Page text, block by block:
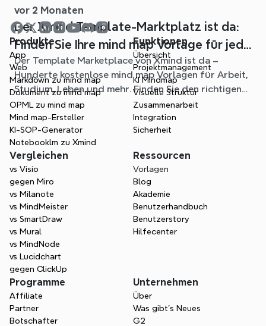
vor 2 Monaten
Der Xmind Template-Marktplatz ist da:
Finden Sie Ihre mind map Vorlage für jede
Situation
Der Template Marketplace von Xmind ist da –
Hunderte kostenlose mind map Vorlagen für Arbeit,
Studium, Leben und mehr. Finden Sie den richtigen
Einstieg und überspringen Sie das leere Blatt.
Produkte
App
Web
Markdown zu mind map
Dokument zu mind map
OPML zu mind map
Mind map-Ersteller
KI-SOP-Generator
Notebooklm zu Xmind
Funktionen
Übersicht
Projektmanagement
KI Mindmap
Visuelle Struktur
Zusammenarbeit
Integration
Sicherheit
Vergleichen
vs Visio
gegen Miro
vs Milanote
vs MindMeister
vs SmartDraw
vs Mural
vs MindNode
vs Lucidchart
gegen ClickUp
Ressourcen
Vorlagen
Blog
Akademie
Benutzerhandbuch
Benutzerstory
Hilfecenter
Programme
Affiliate
Partner
Botschafter
Unternehmen
Über
Was gibt's Neues
G2